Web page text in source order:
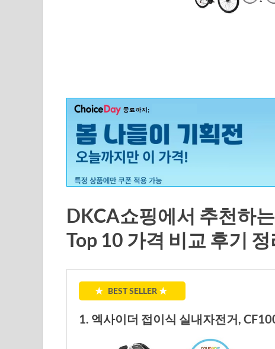
DKCA쇼핑에서 추천하
Top 10 가격 비교 후기
★ BEST SELLER ★
1. 엑사이더 접이식 실내자전거,